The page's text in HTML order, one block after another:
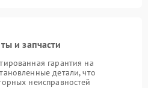
и запчасти
гарантия на
детали, что
неисправностей